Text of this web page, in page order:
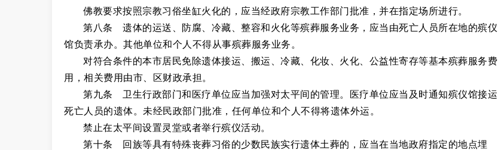
佛教要求按照宗教习俗坐缸火化的，应当经政府宗教工作部门批准，并在指定场所进行。
第八条 遗体的运送、防腐、冷藏、整容和火化等殡葬服务业务，应当由死亡人员所在地的殡仪
馆负责承办。其他单位和个人不得从事殡葬服务业务。
对符合条件的本市居民免除遗体接运、搬运、冷藏、化妆、火化、公益性寄存等基本殡葬服务费
用，相关费用由市、区财政承担。
第九条 卫生行政部门和医疗单位应当加强对太平间的管理。医疗单位应当及时通知殡仪馆接运
死亡人员的遗体。未经民政部门批准，任何单位和个人不得将遗体外运。
禁止在太平间设置灵堂或者举行殡仪活动。
第十条 回族等具有特殊丧葬习俗的少数民族实行遗体土葬的，应当在当地政府指定的地点埋